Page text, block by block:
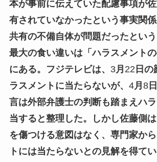
本が事前に伝えていた配慮事項が
有されていなかったという事実関
共有の不備自体が問題だったという
最大の食い違いは「ハラスメント
にある。フジテレビは、 3月 22 日の
ラスメントに当たらないが、 4月 8
言は外部弁護士の判断も踏まえハ
当すると整理した。しかし佐藤側
を傷つける意図はなく、専門家か
トには当たらないとの見解を得てい